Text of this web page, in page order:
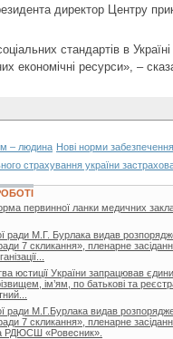
директор Центру
стандартів в
економічні ресурси», –
– людина Нові норми
страхування україни
первинної ланки медичних
ради М.Г. Бурлака видав
7 скликання», пленарне
юстиції України запрацював
ім’ям, по батькові та
ради М.Г.Бурлака видав
7 скликання», пленарне
РДЮСШ «Ровесник».